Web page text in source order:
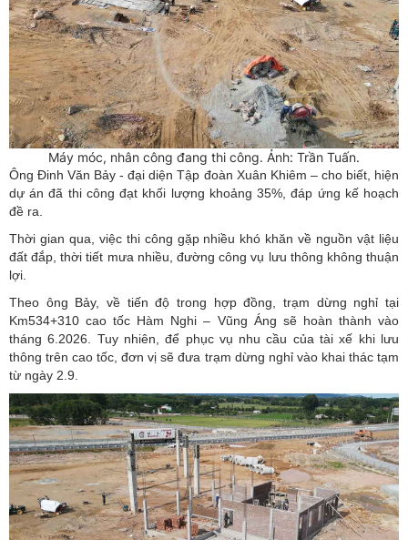
Máy móc, nhân công đang thi công. Ảnh: Trần Tuấn.
Ông Đinh Văn Bảy - đại diện Tập đoàn Xuân Khiêm – cho biết, hiện
dự án đã thi công đạt khối lượng khoảng 35%, đáp ứng kế hoạch
đề ra.
Thời gian qua, việc thi công gặp nhiều khó khăn về nguồn vật liệu
đất đắp, thời tiết mưa nhiều, đường công vụ lưu thông không thuận
lợi.
Theo ông Bảy, về tiến độ trong hợp đồng, trạm dừng nghỉ tại
Km534+310 cao tốc Hàm Nghi – Vũng Áng sẽ hoàn thành vào
tháng 6.2026. Tuy nhiên, để phục vụ nhu cầu của tài xế khi lưu
thông trên cao tốc, đơn vị sẽ đưa trạm dừng nghỉ vào khai thác tạm
từ ngày 2.9.